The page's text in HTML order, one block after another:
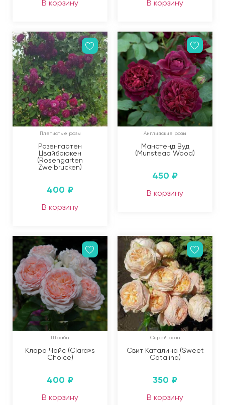
В корзину В корзину
Плетистые розы
Розенгартен
Цвайбрюкен
(Rosengarten
Zweibrucken)
400 ₽
В корзину
Английские розы
Манстенд Вуд
(Munstead Wood)
450 ₽
В корзину
Шрабы
Клара Чойс (Clara»s
Choice)
400 ₽
В корзину
Спрей розы
Свит Каталина (Sweet
Catalina)
350 ₽
В корзину